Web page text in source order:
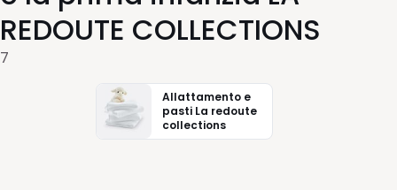
REDOUTE COLLECTIONS
7
Allattamento e
pasti La redoute
collections